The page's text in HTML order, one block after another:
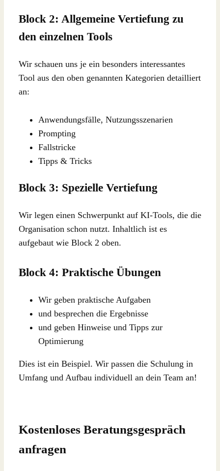
Block 2: Allgemeine Vertiefung zu
den einzelnen Tools
Wir schauen uns je ein besonders interessantes
Tool aus den oben genannten Kategorien detailliert
an:
Anwendungsfälle, Nutzungsszenarien
Prompting
Fallstricke
Tipps & Tricks
Block 3: Spezielle Vertiefung
Wir legen einen Schwerpunkt auf KI-Tools, die die
Organisation schon nutzt. Inhaltlich ist es
aufgebaut wie Block 2 oben.
Block 4: Praktische Übungen
Wir geben praktische Aufgaben
und besprechen die Ergebnisse
und geben Hinweise und Tipps zur
Optimierung
Dies ist ein Beispiel. Wir passen die Schulung in
Umfang und Aufbau individuell an dein Team an!
Kostenloses Beratungsgespräch
anfragen